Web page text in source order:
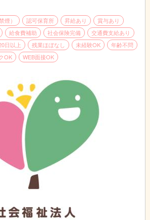
煙） 認可保育所 昇給あり
賞与あり
給食費補助 社会保険完備
交通費支給あり
日以上 残業ほぼなし 未経験OK
年齢不問
OK WEB面接OK